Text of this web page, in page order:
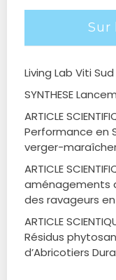
Sur
Living Lab Viti
SYNTHESE
ARTICLE
Performance en
verger-
ARTICLE
aménagements
des ravageurs
ARTICLE
Résidus
d’Abricotiers